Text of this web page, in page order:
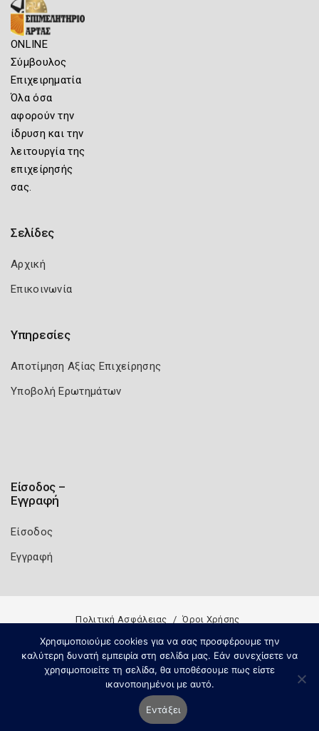
ONLINE
Σύμβουλος
Επιχειρηματία
Όλα όσα
αφορούν την
ίδρυση και την
λειτουργία της
επιχείρησής
σας.
Σελίδες
Αρχική
Επικοινωνία
Υπηρεσίες
Αποτίμηση Αξίας Επιχείρησης
Υποβολή Ερωτημάτων
Είσοδος –
Εγγραφή
Είσοδος
Εγγραφή
Πολιτική Ασφάλειας Όροι Χρήσης
Χρησιμοποιούμε cookies για να σας προσφέρουμε την
καλύτερη δυνατή εμπειρία στη σελίδα μας. Εάν συνεχίσετε να
χρησιμοποιείτε τη σελίδα, θα υποθέσουμε πως είστε
ικανοποιημένοι με αυτό.
Εντάξει
Copyright 2026 Knowledge A.E.